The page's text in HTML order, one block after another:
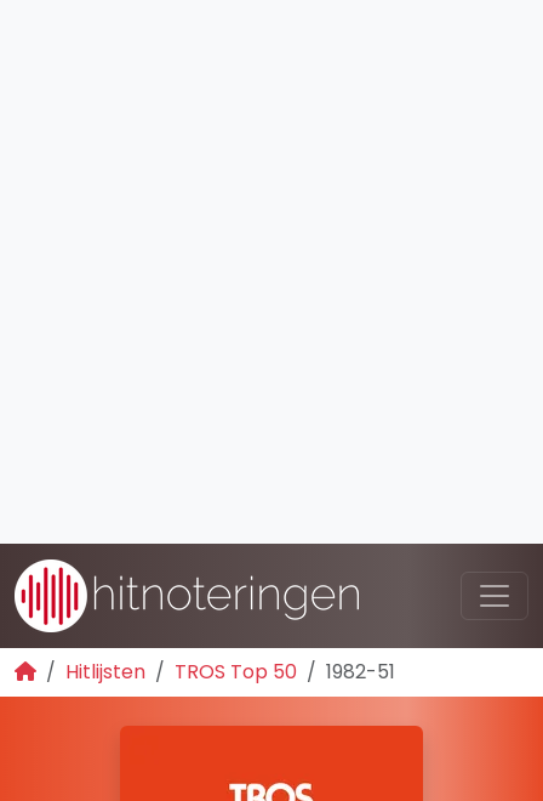
Hitlijsten TROS Top 50 1982-51